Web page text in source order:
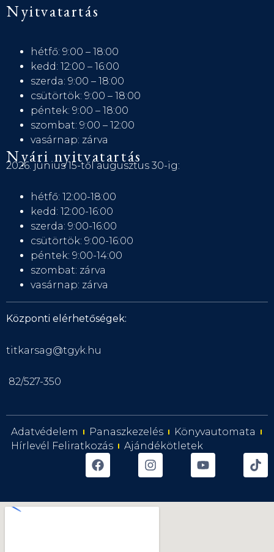
Nyitvatartás
hétfő: 9:00 – 18:00
kedd: 12:00 – 16:00
szerda: 9:00 – 18:00
csütörtök: 9:00 – 18:00
péntek: 9:00 – 18:00
szombat: 9:00 – 12:00
vasárnap: zárva
Nyári nyitvatartás
2026. június 15-től augusztus 30-ig:
hétfő: 12:00-18:00
kedd: 12:00-16:00
szerda: 9:00-16:00
csütörtök: 9:00-16:00
péntek: 9:00-14:00
szombat: zárva
vasárnap: zárva
Központi elérhetőségek:
titkarsag@tgyk.hu
82/527-350
Adatvédelem Panaszkezelés
Könyvautomata
Hírlevél Feliratkozás
Ajándékötletek